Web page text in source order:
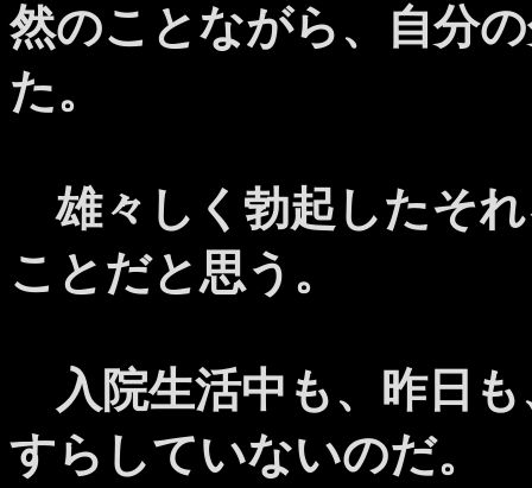
然のことながら、自分
た。
雄々しく勃起したそ
ことだと思う。
入院生活中も、昨日
すらしていないのだ。